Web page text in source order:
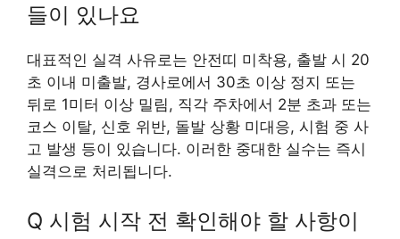
들이 있나요
대표적인 실격 사유로는 안전띠 미착용, 출발 시 20
초 이내 미출발, 경사로에서 30초 이상 정지 또는
뒤로 1미터 이상 밀림, 직각 주차에서 2분 초과 또는
코스 이탈, 신호 위반, 돌발 상황 미대응, 시험 중 사
고 발생 등이 있습니다. 이러한 중대한 실수는 즉시
실격으로 처리됩니다.
Q 시험 시작 전 확인해야 할 사항이